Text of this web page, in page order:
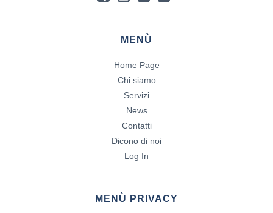
MENÙ
Home Page
Chi siamo
Servizi
News
Contatti
Dicono di noi
Log In
MENÙ PRIVACY